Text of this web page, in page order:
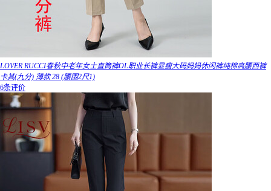
LOVER RUCCI春秋中老年女士直筒裤OL职业长裤显瘦大码妈妈休闲裤纯棉高腰西裤
卡其(九分) 薄款 28 (腰围2尺1)
6条评价